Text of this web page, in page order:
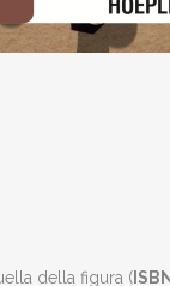
della figura (